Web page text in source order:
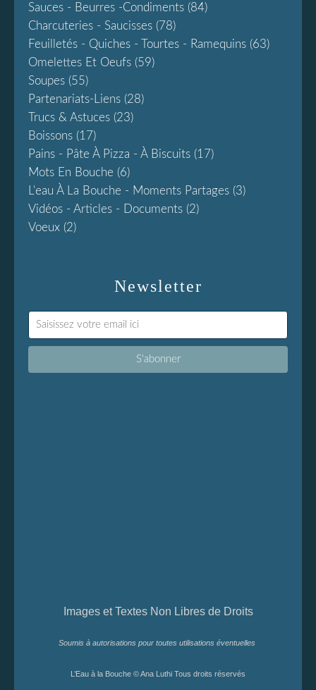
Newsletter
Sauces - Beurres -condiments (84)
Charcuteries - Saucisses (78)
Feuilletés - Quiches - Tourtes - Ramequins (63)
Omelettes Et Oeufs (59)
Soupes (55)
Partenariats-Liens (28)
Trucs & Astuces (23)
Boissons (17)
Pains - Pâte À Pizza - À Biscuits (17)
Mots En Bouche (6)
L'eau À La Bouche - Moments Partages (3)
Vidéos - Articles - Documents (2)
Voeux (2)
Images et Textes Non Libres de Droits
Soumis à autorisations pour toutes utilisations éventuelles
L’Eau à la Bouche © Ana Luthi Tous droits réservés